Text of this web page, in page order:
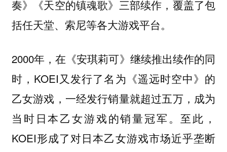
奏》《天空的镇魂歌》三部续作，覆盖了包
括任天堂、索尼等各大游戏平台。
2000年，在《安琪莉可》继续推出续作的同
时，KOEI又发行了名为《遥远时空中》的
乙女游戏，一经发行销量就超过五万，成为
当时日本乙女游戏的销量冠军。至此，
KOEI形成了对日本乙女游戏市场近乎垄断